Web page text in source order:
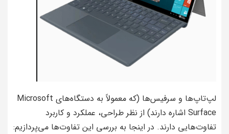
لپ‌تاپ‌ها و سرفیس‌ها (که معمولاً به دستگاه‌های Microsoft
Surface اشاره دارند) از نظر طراحی، عملکرد و کاربرد
تفاوت‌هایی دارند. در اینجا به بررسی این تفاوت‌ها می‌پردازیم: